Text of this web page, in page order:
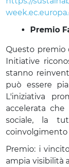
Premio
Questo premio
Initiative
stanno
può essere
L'iniziativa
accelerata
sociale, la
coinvolgimento
Premio: i
ampia visibilità